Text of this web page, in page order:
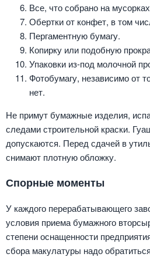
Все, что собрано на
Обертки от конфет, в том
Пергаментную бумагу.
Копирку или подобную
Упаковки из-под молочной
Фотобумагу, независимо от
нет.
Не примут бумажные изделия,
следами строительной краски.
допускаются. Перед сдачей в
снимают плотную обложку.
Спорные моменты
У каждого перерабатывающего
условия приема бумажного
степени оснащенности
сбора макулатуры надо